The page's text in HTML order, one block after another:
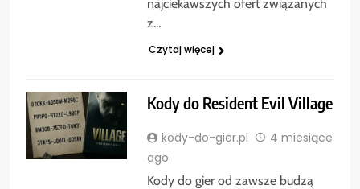
najciekawszych ofert związanych
z…
Czytaj więcej
Kody do Resident Evil Village
kody-do-gier.pl
4 miesiące
ago
Kody do gier od zawsze budzą